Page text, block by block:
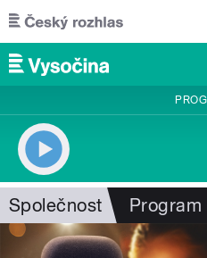
Přejít k hlavnímu obsahu
Společnost Program